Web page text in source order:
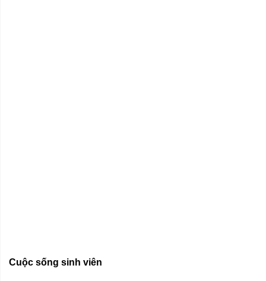
Cuộc sống sinh viên